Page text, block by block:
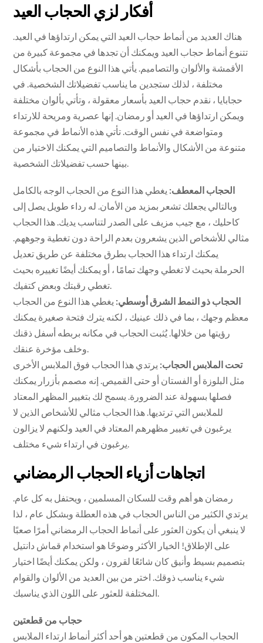
أفكار لزي الحجاب العيد
هناك العديد من أنماط حجاب العيد التي يمكن ارتداؤها في العيد.
تتنوع أنماط حجاب العيد ويمكنك أن تجدها في مجموعة كبيرة من
الأقمشة والألوان والتصاميم. يأتي هذا النوع من الحجاب بأشكال
مختلفة ، لذلك ستجدين ما يناسب تفضيلاتك الشخصية. في
حجابايا ، نقدم حجاب العيد بأسعار معقولة ، وتأتي بألوان مختلفة
ويمكن ارتداؤها في العيد أو رمضان. إنها عصرية ومريحة للارتداء
ومتواضعة في نفس الوقت. تأتي هذه الأنماط في مجموعة
متنوعة من الأشكال والأنماط والتصاميم التي يمكنك الاختيار من
بينها حسب تفضيلاتك الشخصية.
الحجاب المعطف: يغطي هذا النوع من الحجاب الوجه بالكامل
وبالتالي يجعلك تشعر بمزيد من الأمان. له رداء طويل يصل إلى
كاحليك ، مع جيب مزيف على الصدر لتناسب يديك. هذا الحجاب
مثالي للأشخاص الذين يشعرون بعدم الراحة دون تغطية وجوههم.
يمكنك ارتداء هذا الحجاب بطرق مختلفة عن طريق تعديل
الحرملة بحيث لا تغطي وجهك تمامًا ، أو يمكنك أيضًا تغييره بحيث
تغطي رقبتك وبعض كتفيك.
الحجاب ذو النمط الشرق أوسطي: يغطي هذا النوع من الحجاب
معظم وجهك ، بما في ذلك عينيك ، لكنه يترك فتحة صغيرة يمكنك
رؤيتها من خلالها. يُثبت الحجاب في مكانه بربطه أسفل ذقنك
وخلف مؤخرة عنقك.
تحت الملابس الحجاب: يرتدي هذا الحجاب فوق الملابس الأخرى
مثل البلوزة أو الفستان أو حتى القميص. إنه مصمم بأزرار يمكنك
فصلها بسهولة عند الضرورة. يسمح لك بتغيير المظهر المعتاد
للملابس التي ترتديها. هذا الحجاب مثالي للأشخاص الذين لا
يرغبون في تغيير مظهرهم المعتاد في العيد ولكنهم لا يزالون
يرغبون في ارتداء شيء مختلف.
اتجاهات أزياء الحجاب الرمضاني
رمضان هو أهم وقت للسكان المسلمين ، ويحتفل به كل عام.
يرتدي الكثير من الناس الحجاب في هذه العطلة وبشكل عام ، لذا
لا ينبغي أن يكون العثور على أنماط الحجاب الرمضاني أمرًا صعبًا
على الإطلاق! الخيار الأكثر وضوحًا هو استخدام قماش دانتيل
بتصميم بسيط وأنيق كان شائعًا لقرون ، ولكن يمكنك أيضًا اختيار
شيء يناسب ذوقك. اختر من بين العديد من الألوان والقوام
المختلفة للعثور على اللون الذي يناسبك.
حجاب من قطعتين
الحجاب المكون من قطعتين هو أحد أكثر أنماط ارتداء الملابس